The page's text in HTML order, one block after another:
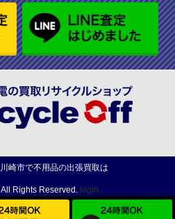
川崎市で不用品の出張買取は
Rights Reserved. login